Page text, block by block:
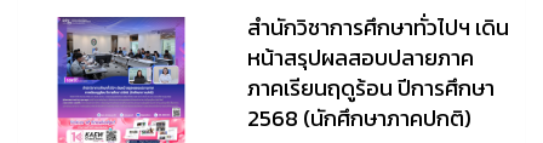
สำนักวิชาการศึกษาทั่วไปฯ เดิน
หน้าสรุปผลสอบปลายภาค
ภาคเรียนฤดูร้อน ปีการศึกษา
2568 (นักศึกษาภาคปกติ)